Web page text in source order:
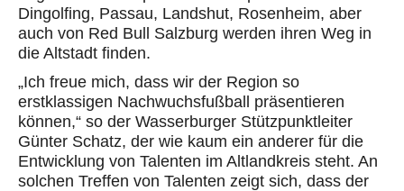
Dingolfing, Passau, Landshut, Rosenheim, aber
auch von Red Bull Salzburg werden ihren Weg in
die Altstadt finden.
„Ich freue mich, dass wir der Region so
erstklassigen Nachwuchsfußball präsentieren
können,“ so der Wasserburger Stützpunktleiter
Günter Schatz, der wie kaum ein anderer für die
Entwicklung von Talenten im Altlandkreis steht. An
solchen Treffen von Talenten zeigt sich, dass der